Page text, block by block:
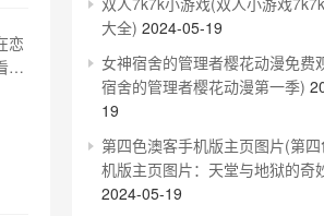
恋
大全) 2024-05-19
女神宿舍的管理者樱花动漫免费
宿舍的管理者樱花动漫第一季)
19
第四色澳客手机版主页图片(第
机版主页图片：天堂与地狱的奇
2024-05-19